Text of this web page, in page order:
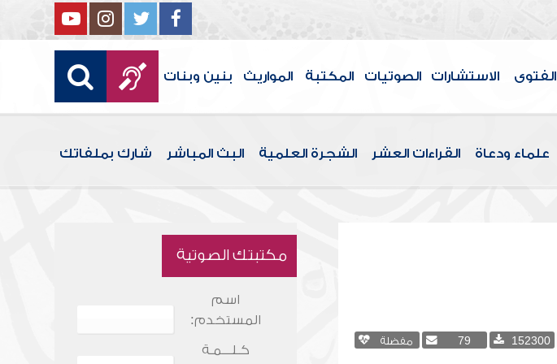
الفتوى الاستشارات الصوتيات المكتبة المواريث بنين وبنات
علماء ودعاة القراءات العشر الشجرة العلمية البث المباشر شارك بملفاتك
152300
79 مفضلة
مكتبتك الصوتية
اسم
المستخدم:
كـلـــمـة